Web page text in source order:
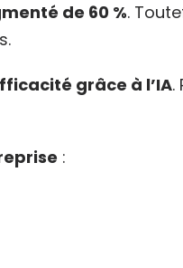
de 60 %.
grâce à l’IA.
: